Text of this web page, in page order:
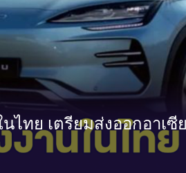
ไทย เตรียมส่งออกอาเซี